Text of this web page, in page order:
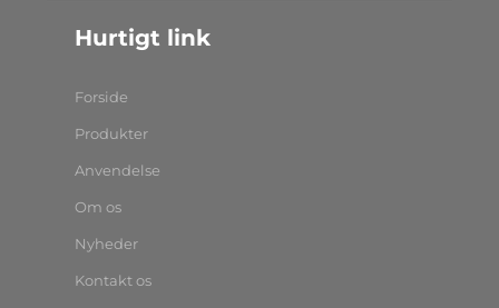
Hurtigt link
Forside
Produkter
Anvendelse
Om os
Nyheder
Kontakt os